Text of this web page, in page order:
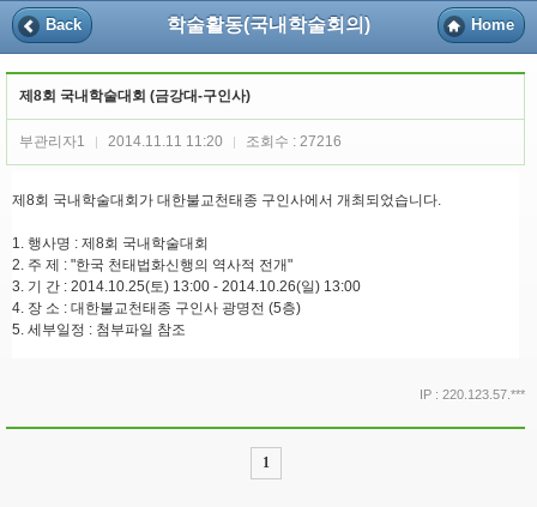
Back 학술활동(국내학술회의) Home
제8회 국내학술대회 (금강대-구인사)
부관리자1 2014.11.11 11:20 조회수 : 27216
제8회 국내학술대회가 대한불교천태종 구인사에서 개최되었습니다.
1. 행사명 : 제8회 국내학술대회
2. 주 제 : "한국 천태법화신행의 역사적 전개"
3. 기 간 : 2014.10.25(토) 13:00 - 2014.10.26(일) 13:00
4. 장 소 : 대한불교천태종 구인사 광명전 (5층)
5. 세부일정 : 첨부파일 참조
IP : 220.123.57.***
1